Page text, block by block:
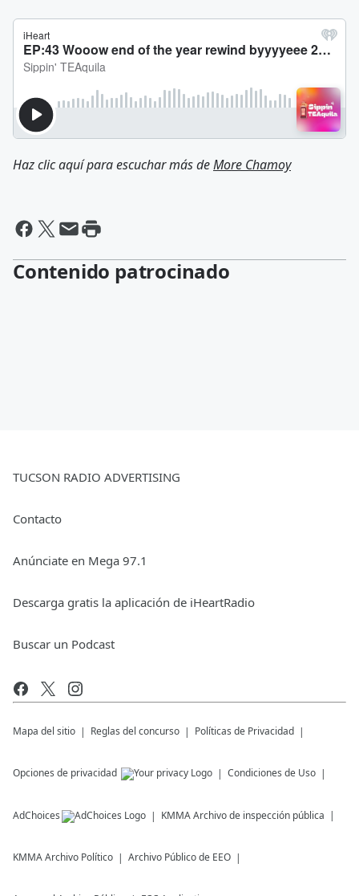
Haz clic aquí para escuchar más deMore Chamoy
Contenido patrocinado
TUCSON RADIO ADVERTISING
Contacto
Anúnciate en Mega 97.1
Descarga gratis la aplicación de iHeartRadio
Buscar un Podcast
Mapa del sitio Reglas del concurso Políticas de Privacidad
Opciones de privacidad Condiciones de Uso
AdChoices KMMAArchivo de inspección pública
KMMAArchivo Político Archivo Público de EEO